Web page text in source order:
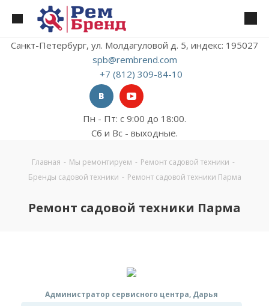
Санкт-Петербург, ул. Молдагуловой д. 5, индекс: 195027
spb@rembrend.com
+7 (812) 309-84-10
Пн - Пт: с 9:00 до 18:00.
Сб и Вс - выходные.
Главная - Мы ремонтируем - Ремонт садовой техники -
Бренды садовой техники - Ремонт садовой техники Парма
Ремонт садовой техники Парма
Администратор сервисного центра, Дарья